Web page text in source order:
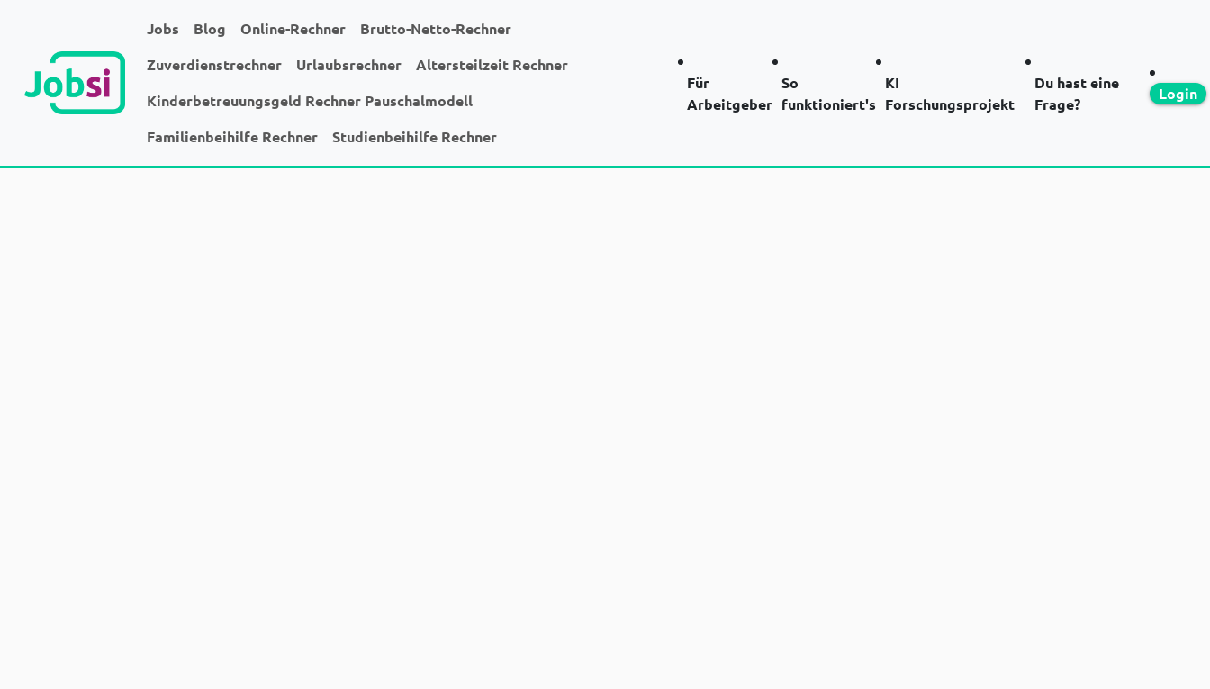
Jobs Blog Online-Rechner
Brutto-Netto-Rechner
Zuverdienstrechner
Urlaubsrechner
Altersteilzeit Rechner
Kinderbetreuungsgeld Rechner Pauschalmodell
Familienbeihilfe Rechner
Studienbeihilfe Rechner
Für
Arbeitgeber
So
funktioniert's
KI
Forschungsprojekt
Du hast eine
Frage?
Login